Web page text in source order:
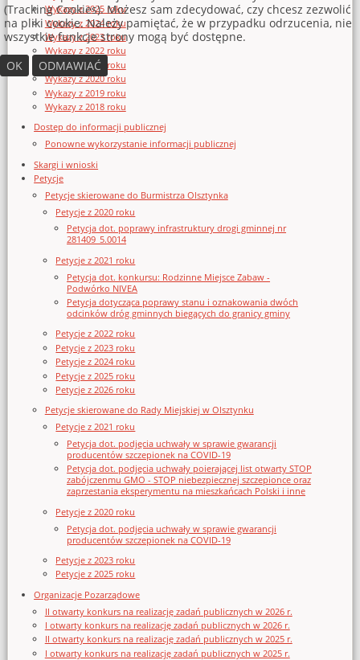
Wykazy z 2025 roku
Wykazy z 2024 roku
Wykazy z 2023 roku
Wykazy z 2022 roku
Wykazy z 2021 roku
Wykazy z 2020 roku
Wykazy z 2019 roku
Wykazy z 2018 roku
Dostęp do informacji publicznej
Ponowne wykorzystanie informacji publicznej
Skargi i wnioski
Petycje
Petycje skierowane do Burmistrza Olsztynka
Petycje z 2020 roku
Petycja dot. poprawy infrastruktury drogi gminnej nr
281409_5.0014
Petycje z 2021 roku
Petycja dot. konkursu: Rodzinne Miejsce Zabaw -
Podwórko NIVEA
Petycja dotycząca poprawy stanu i oznakowania dwóch
odcinków dróg gminnych biegących do granicy gminy
Petycje z 2022 roku
Petycje z 2023 roku
Petycje z 2024 roku
Petycje z 2025 roku
Petycje z 2026 roku
Petycje skierowane do Rady Miejskiej w Olsztynku
Petycje z 2021 roku
Petycja dot. podjęcia uchwały w sprawie gwarancji
producentów szczepionek na COVID-19
Petycja dot. podjęcia uchwały poierającej list otwarty STOP
zabójczenmu GMO - STOP niebezpiecznej szczepionce oraz
zaprzestania eksperymentu na mieszkańcach Polski i inne
Petycje z 2020 roku
Petycja dot. podjęcia uchwały w sprawie gwarancji
producentów szczepionek na COVID-19
Petycje z 2023 roku
Petycje z 2025 roku
Organizacje Pozarządowe
II otwarty konkurs na realizację zadań publicznych w 2026 r.
I otwarty konkurs na realizację zadań publicznych w 2026 r.
II otwarty konkurs na realizację zadań publicznych w 2025 r.
I otwarty konkurs na realizację zadań publicznych w 2025 r.
(Tracking Cookies). Możesz sam zdecydować, czy chcesz zezwolić
na pliki cookie. Należy pamiętać, że w przypadku odrzucenia, nie
wszystkie funkcje strony mogą być dostępne.
OK
ODMAWIAĆ